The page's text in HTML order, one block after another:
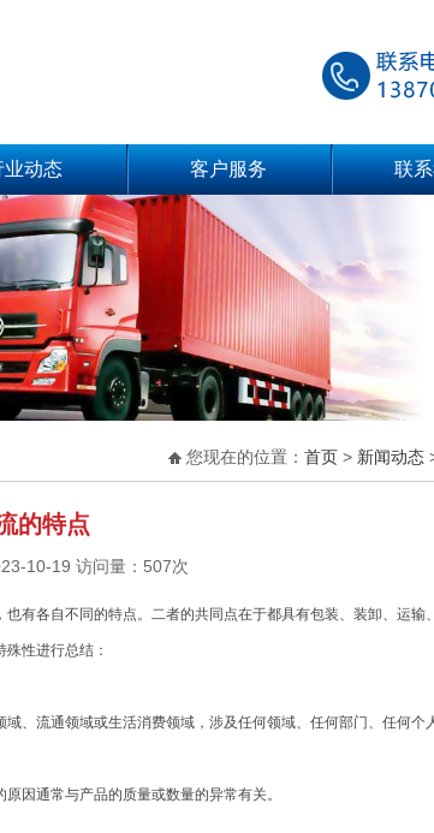
业动态 客户服务 联
您现在的位置： 首页 > 新闻动态
的特点
10-19 访问量：507次
有各自不同的特点。二者的共同点在于都具有包装、装卸、运输
性进行总结：
、流通领域或生活消费领域，涉及任何领域、任何部门、任何个
因通常与产品的质量或数量的异常有关。